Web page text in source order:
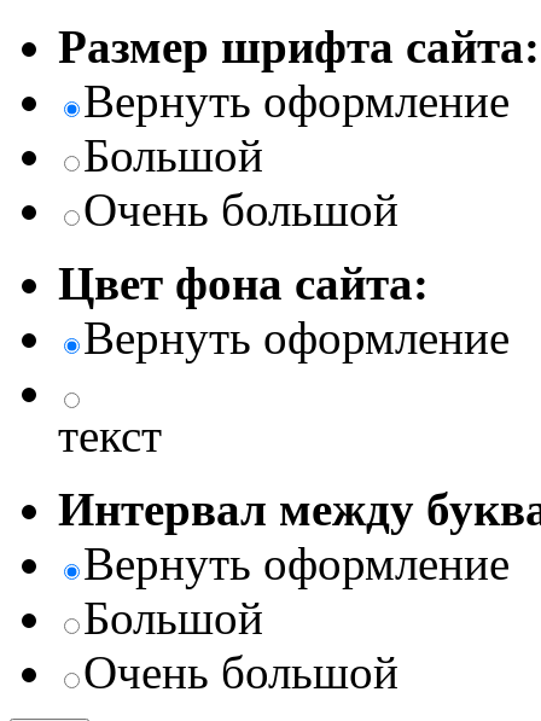
Размер шрифта сайта:
Вернуть оформление
Большой
Очень большой
Цвет фона сайта:
Вернуть оформление
текст
Интервал между
Вернуть оформление
Большой
Очень большой